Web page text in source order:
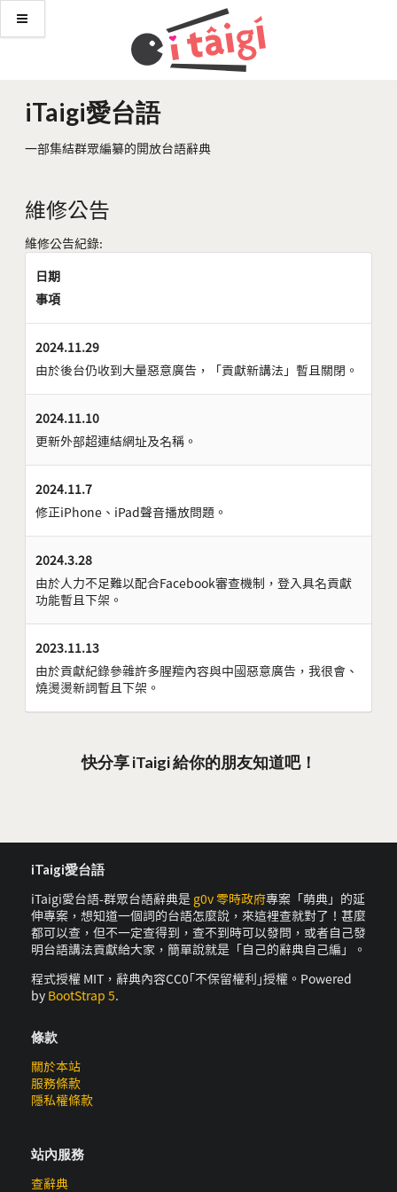
iTaigi愛台語
一部集結群眾編纂的開放台語辭典
維修公告
維修公告紀錄:
日期
事項
2024.11.29
由於後台仍收到大量惡意廣告，「貢獻新講法」暫且關閉。
2024.11.10
更新外部超連結網址及名稱。
2024.11.7
修正iPhone、iPad聲音播放問題。
2024.3.28
由於人力不足難以配合Facebook審查機制，登入具名貢獻
功能暫且下架。
2023.11.13
由於貢獻紀錄參雜許多腥羶內容與中國惡意廣告，我很會、
燒燙燙新詞暫且下架。
快分享 iTaigi 給你的朋友知道吧！
iTaigi愛台語
iTaigi愛台語-群眾台語辭典是 g0v 零時政府專案「萌典」的延
伸專案，想知道一個詞的台語怎麼說，來這裡查就對了！甚麼
都可以查，但不一定查得到，查不到時可以發問，或者自己發
明台語講法貢獻給大家，簡單說就是「自己的辭典自己編」。
程式授權 MIT，辭典內容CC0｢不保留權利｣授權。Powered
by BootStrap 5.
條款
關於本站
服務條款
隱私權條款
站內服務
查辭典